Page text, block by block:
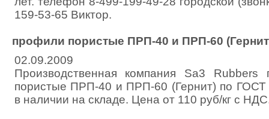
159-53-65 Виктор.
профили пористые ПРП-40 и ПРП-60
02.09.2009
Производственная компания Sa3 Rubbers
пористые ПРП-40 и ПРП-60 (Гернит) по ГОСТ
в наличии на складе. Цена от 110 руб/кг с